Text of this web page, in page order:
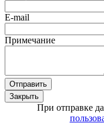
E-mail
Примечание
Отправить
Закрыть
При отправке